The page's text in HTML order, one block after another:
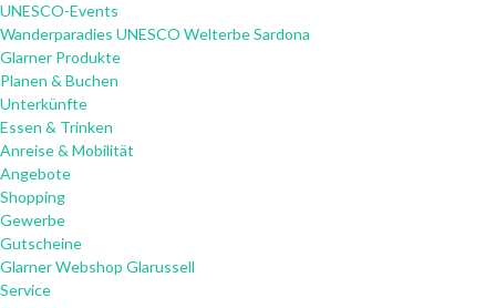
UNESCO-Events
Wanderparadies UNESCO Welterbe Sardona
Glarner Produkte
Planen & Buchen
Unterkünfte
Essen & Trinken
Anreise & Mobilität
Angebote
Shopping
Gewerbe
Gutscheine
Glarner Webshop Glarussell
Service